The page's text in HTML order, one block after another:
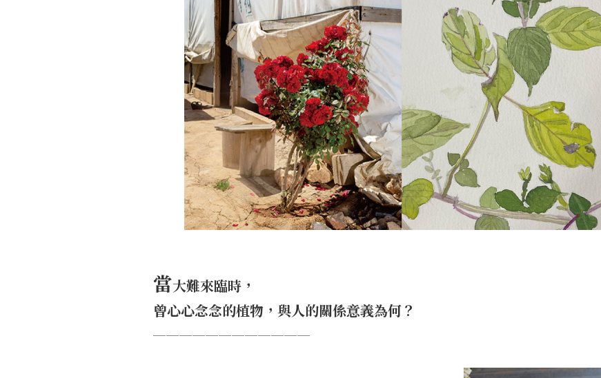
當大難來臨時，
曾心心念念的植物，與人的關係意義為何？
────────────